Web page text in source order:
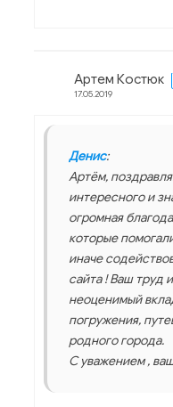
Артем Костюк
17.05.2019
Денис:
Артём,
интересного и
огромная
которые
иначе
сайта ! Ваш труд
неоценимый
погружения,
родного города.
С уважением ,